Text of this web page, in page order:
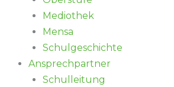
Mediothek
Mensa
Schulgeschichte
Ansprechpartner
Schulleitung